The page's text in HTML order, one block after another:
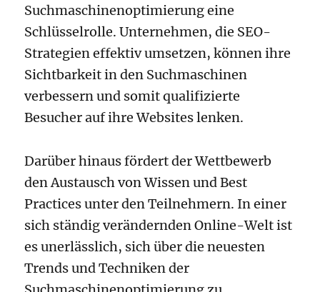
Suchmaschinenoptimierung eine
Schlüsselrolle. Unternehmen, die SEO-
Strategien effektiv umsetzen, können ihre
Sichtbarkeit in den Suchmaschinen
verbessern und somit qualifizierte
Besucher auf ihre Websites lenken.
Darüber hinaus fördert der Wettbewerb
den Austausch von Wissen und Best
Practices unter den Teilnehmern. In einer
sich ständig verändernden Online-Welt ist
es unerlässlich, sich über die neuesten
Trends und Techniken der